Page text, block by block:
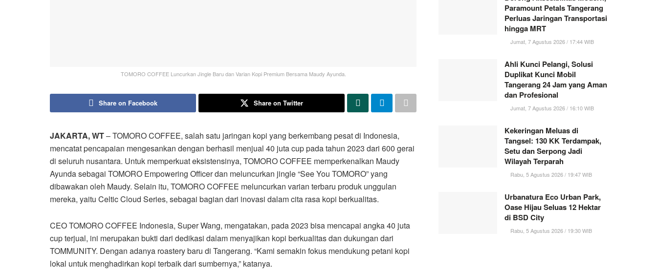
TOMORO COFFEE Luncurkan Jingle Baru dan Varian Kopi Premium Bersama Maudy Ayunda.
Share on Facebook Share on Twitter
JAKARTA, WT– TOMORO COFFEE, salah satu jaringan kopi yang berkembang pesat di Indonesia,
mencatat pencapaian mengesankan dengan berhasil menjual 40 juta cup pada tahun 2023 dari 600 gerai
di seluruh nusantara. Untuk memperkuat eksistensinya, TOMORO COFFEE memperkenalkan Maudy
Ayunda sebagai TOMORO Empowering Officer dan meluncurkan jingle “See You TOMORO” yang
dibawakan oleh Maudy. Selain itu, TOMORO COFFEE meluncurkan varian terbaru produk unggulan
mereka, yaitu Celtic Cloud Series, sebagai bagian dari inovasi dalam cita rasa kopi berkualitas.
CEO TOMORO COFFEE Indonesia, Super Wang, mengatakan, pada 2023 bisa mencapai angka 40 juta
cup terjual, ini merupakan bukti dari dedikasi dalam menyajikan kopi berkualitas dan dukungan dari
TOMMUNITY. Dengan adanya roastery baru di Tangerang. “Kami semakin fokus mendukung petani kopi
lokal untuk menghadirkan kopi terbaik dari sumbernya,” katanya.
Paramount Petals Tangerang
Perluas Jaringan Transportasi
hingga MRT
Jumat, 7 Agustus 2026 / 17:44 WIB
Ahli Kunci Pelangi, Solusi
Duplikat Kunci Mobil
Tangerang 24 Jam yang Aman
dan Profesional
Jumat, 7 Agustus 2026 / 16:10 WIB
Kekeringan Meluas di
Tangsel: 130 KK Terdampak,
Setu dan Serpong Jadi
Wilayah Terparah
Rabu, 5 Agustus 2026 / 19:47 WIB
Urbanatura Eco Urban Park,
Oase Hijau Seluas 12 Hektar
di BSD City
Rabu, 5 Agustus 2026 / 19:30 WIB